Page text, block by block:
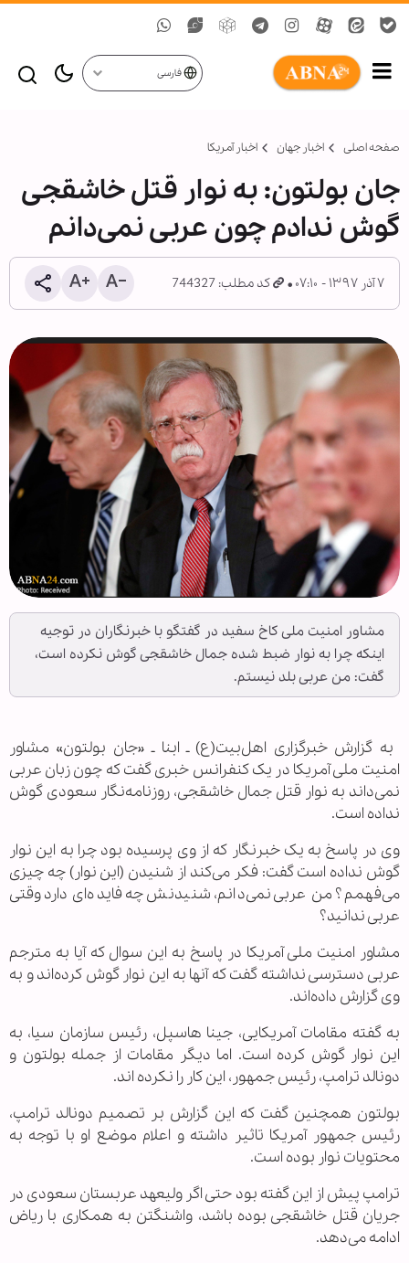
فارسی
صفحه اصلی اخبار جهان اخبار آمریکا
جان بولتون: به نوار قتل خاشقجی
گوش ندادم چون عربی نمی‌دانم
۷ آذر ۱۳۹۷ - ۰۷:۱۰ کد مطلب: 744327
مشاور امنیت ملی کاخ سفید در گفتگو با خبرنگاران در توجیه
اینکه چرا به نوار ضبط شده جمال خاشقجی گوش نکرده است،
گفت: من عربی بلد نیستم.
‌ به گزارش خبرگزاری اهل‌بیت(ع) ـ ابنا ـ «جان بولتون» مشاور
امنیت ملی آمریکا در یک کنفرانس خبری گفت که چون زبان عربی
نمی‌داند به نوار قتل جمال خاشقجی، روزنامه‌نگار سعودی گوش
نداده است.
وی در پاسخ به یک خبرنگار که از وی پرسیده بود چرا به این نوار
گوش نداده است گفت: فکر می‌کند از شنیدن (این نوار) چه چیزی
می‌فهمم؟ من عربی نمی‌دانم، شنیدنش چه فایده‌ای دارد وقتی
عربی ندانید؟
مشاور امنیت ملی آمریکا در پاسخ به این سوال که آیا به مترجم
عربی دسترسی نداشته گفت که آنها به این نوار گوش کرده‌اند و به
وی گزارش داده‌اند.
به گفته مقامات آمریکایی، جینا هاسپل، رئیس سازمان سیا، به
این نوار گوش کرده است. اما دیگر مقامات از جمله بولتون و
دونالد ترامپ، رئیس جمهور، این کار را نکرده اند.
بولتون همچنین گفت که این گزارش بر تصمیم دونالد ترامپ،
رئیس جمهور آمریکا تاثیر داشته و اعلام موضع او با توجه به
محتویات نوار بوده است.
ترامپ پیش از این گفته بود حتی اگر ولیعهد عربستان سعودی در
جریان قتل خاشقجی بوده باشد، واشنگتن به همکاری با ریاض
ادامه می‌دهد.